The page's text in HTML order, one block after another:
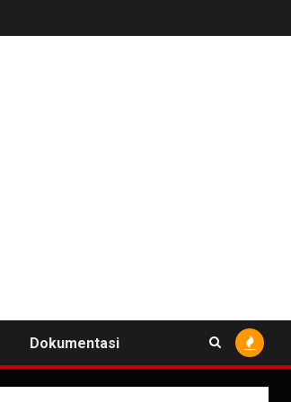
Dokumentasi